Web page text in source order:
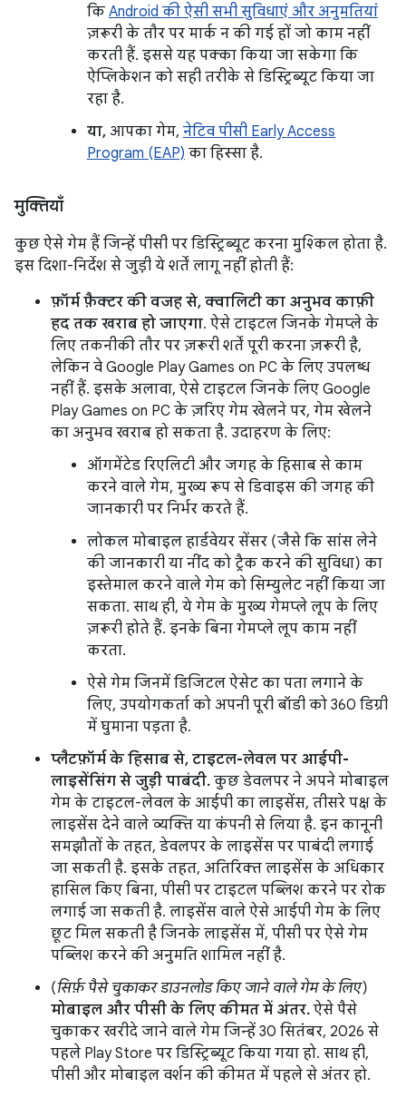
कि Android की ऐसी सभी सुविधाएं और अनुमतियां
ज़रूरी के तौर पर मार्क न की गई हों जो काम नहीं
करती हैं. इससे यह पक्का किया जा सकेगा कि
ऐप्लिकेशन को सही तरीके से डिस्ट्रिब्यूट किया जा
रहा है.
या, आपका गेम, नेटिव पीसी Early Access
Program (EAP) का हिस्सा है.
मुक्तियाँ
कुछ ऐसे गेम हैं जिन्हें पीसी पर डिस्ट्रिब्यूट करना मुश्किल होता है.
इस दिशा-निर्देश से जुड़ी ये शर्तें लागू नहीं होती हैं:
फ़ॉर्म फ़ैक्टर की वजह से, क्वालिटी का अनुभव काफ़ी
हद तक खराब हो जाएगा. ऐसे टाइटल जिनके गेमप्ले के
लिए तकनीकी तौर पर ज़रूरी शर्तें पूरी करना ज़रूरी है,
लेकिन वे Google Play Games on PC के लिए उपलब्ध
नहीं हैं. इसके अलावा, ऐसे टाइटल जिनके लिए Google
Play Games on PC के ज़रिए गेम खेलने पर, गेम खेलने
का अनुभव खराब हो सकता है. उदाहरण के लिए:
ऑगमेंटेड रिएलिटी और जगह के हिसाब से काम
करने वाले गेम, मुख्य रूप से डिवाइस की जगह की
जानकारी पर निर्भर करते हैं.
लोकल मोबाइल हार्डवेयर सेंसर (जैसे कि सांस लेने
की जानकारी या नींद को ट्रैक करने की सुविधा) का
इस्तेमाल करने वाले गेम को सिम्युलेट नहीं किया जा
सकता. साथ ही, ये गेम के मुख्य गेमप्ले लूप के लिए
ज़रूरी होते हैं. इनके बिना गेमप्ले लूप काम नहीं
करता.
ऐसे गेम जिनमें डिजिटल ऐसेट का पता लगाने के
लिए, उपयोगकर्ता को अपनी पूरी बॉडी को 360 डिग्री
में घुमाना पड़ता है.
प्लैटफ़ॉर्म के हिसाब से, टाइटल-लेवल पर आईपी-
लाइसेंसिंग से जुड़ी पाबंदी. कुछ डेवलपर ने अपने मोबाइल
गेम के टाइटल-लेवल के आईपी का लाइसेंस, तीसरे पक्ष के
लाइसेंस देने वाले व्यक्ति या कंपनी से लिया है. इन कानूनी
समझौतों के तहत, डेवलपर के लाइसेंस पर पाबंदी लगाई
जा सकती है. इसके तहत, अतिरिक्त लाइसेंस के अधिकार
हासिल किए बिना, पीसी पर टाइटल पब्लिश करने पर रोक
लगाई जा सकती है. लाइसेंस वाले ऐसे आईपी गेम के लिए
छूट मिल सकती है जिनके लाइसेंस में, पीसी पर ऐसे गेम
पब्लिश करने की अनुमति शामिल नहीं है.
(सिर्फ़ पैसे चुकाकर डाउनलोड किए जाने वाले गेम के लिए)
मोबाइल और पीसी के लिए कीमत में अंतर. ऐसे पैसे
चुकाकर खरीदे जाने वाले गेम जिन्हें 30 सितंबर, 2026 से
पहले Play Store पर डिस्ट्रिब्यूट किया गया हो. साथ ही,
पीसी और मोबाइल वर्शन की कीमत में पहले से अंतर हो.